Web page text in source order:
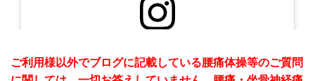
ご利用様以外でブログに記載している腰痛体操等のご質問